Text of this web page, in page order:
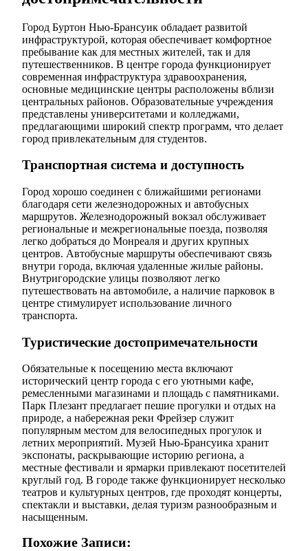
Город Буртон Нью-Брансуик обладает развитой
инфраструктурой, которая обеспечивает комфортное
пребывание как для местных жителей, так и для
путешественников. В центре города функционирует
современная инфраструктура здравоохранения,
основные медицинские центры расположены вблизи
центральных районов. Образовательные учреждения
представлены университетами и колледжами,
предлагающими широкий спектр программ, что делает
город привлекательным для студентов.
Транспортная система и доступность
Город хорошо соединен с ближайшими регионами
благодаря сети железнодорожных и автобусных
маршрутов. Железнодорожный вокзал обслуживает
региональные и межрегиональные поезда, позволяя
легко добраться до Монреаля и других крупных
центров. Автобусные маршруты обеспечивают связь
внутри города, включая удаленные жилые районы.
Внутригородские улицы позволяют легко
путешествовать на автомобиле, а наличие парковок в
центре стимулирует использование личного
транспорта.
Туристические достопримечательности
Обязательные к посещению места включают
исторический центр города с его уютными кафе,
ремесленными магазинами и площадь с памятниками.
Парк Плезант предлагает пешие прогулки и отдых на
природе, а набережная реки Фрейзер служит
популярным местом для велосипедных прогулок и
летних мероприятий. Музей Нью-Брансуика хранит
экспонаты, раскрывающие историю региона, а
местные фестивали и ярмарки привлекают посетителей
круглый год. В городе также функционирует несколько
театров и культурных центров, где проходят концерты,
спектакли и выставки, делая туризм разнообразным и
насыщенным.
Похожие Записи: